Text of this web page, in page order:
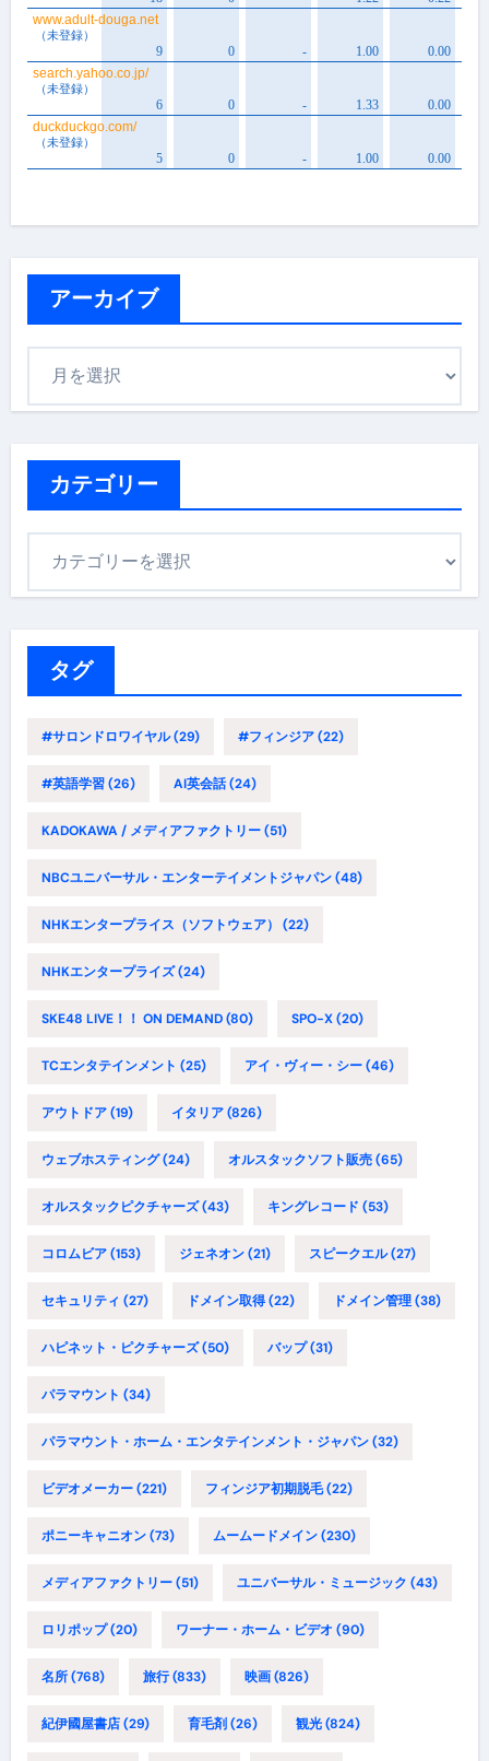
アーカイブ
カテゴリー
タグ
#サロンドロワイヤル(29) #フィンジア(22)
#英語学習(26) AI英会話(24)
KADOKAWA / メディアファクトリー(51)
NBCユニバーサル・エンターテイメントジャパン(48)
NHKエンタープライス（ソフトウェア） (22)
NHKエンタープライズ(24)
SKE48 LIVE！！ ON DEMAND(80) SPO-X(20)
TCエンタテインメント (25) アイ・ヴィー・シー(46)
アウトドア(19) イタリア(826)
ウェブホスティング(24) オルスタックソフト販売(65)
オルスタックピクチャーズ(43) キングレコード (53)
コロムビア(153) ジェネオン(21) スピークエル(27)
セキュリティ (27) ドメイン取得(22) ドメイン管理(38)
ハピネット・ピクチャーズ(50) バップ(31)
パラマウント (34)
パラマウント・ホーム・エンタテインメント・ジャパン(32)
ビデオメーカー(221) フィンジア初期脱毛(22)
ポニーキャニオン(73) ムームードメイン(230)
メディアファクトリー(51) ユニバーサル・ミュージック (43)
ロリポップ(20) ワーナー・ホーム・ビデオ (90)
名所(768) 旅行(833) 映画(826)
紀伊國屋書店(29) 育毛剤(26) 観光(824)